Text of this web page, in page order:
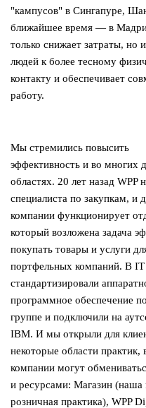
"кампусов" в Сингапуре,
ближайшее время — в
только снижает затраты, но
людей к более тесному
контакту и обеспечивает
работу.
Мы стремились повысить
эффективность и во многих
областях. 20 лет назад WPP
специалиста по закупкам, и
компании функционирует
который возложена задача
покупать товары и услуги
портфельных компаний. В
стандартизировали
программное обеспечение
группе и подключили на
IBM. И мы открыли для
некоторые области практик,
компании могут
и ресурсами: Магазин (наша
розничная практика), WPP